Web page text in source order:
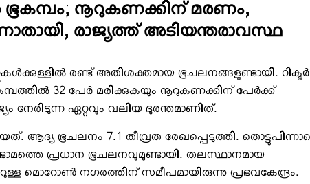
ഭൂകമ്പം; നൂറുകണക്കിന് മരണം,
രാജ്യത്ത് അടിയന്തരാവസ്ഥ
രണ്ട് അതിശക്തമായ ഭൂചലനങ്ങളുണ്ടായി. റിക്ടര്‍
32 പേര്‍ മരിക്കുകയും നൂറുകണക്കിന് പേര്‍ക്ക്
നേരിടുന്ന ഏറ്റവും വലിയ ദുരന്തമാണിത്.
ആദ്യ ഭൂചലനം 7.1 തീവ്രത രേഖപ്പെടുത്തി.
പ്രധാന ഭൂചലനവുമുണ്ടായി. തലസ്ഥാനമായ
മൊറോണ്‍ നഗരത്തിന് സമീപമായിരുന്നു പ്രഭവകേന്ദ്രം.